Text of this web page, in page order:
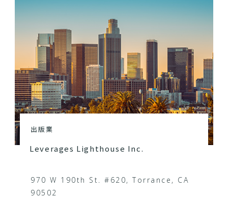
出版業
Leverages Lighthouse Inc.
970 W 190th St. #620, Torrance, CA
90502